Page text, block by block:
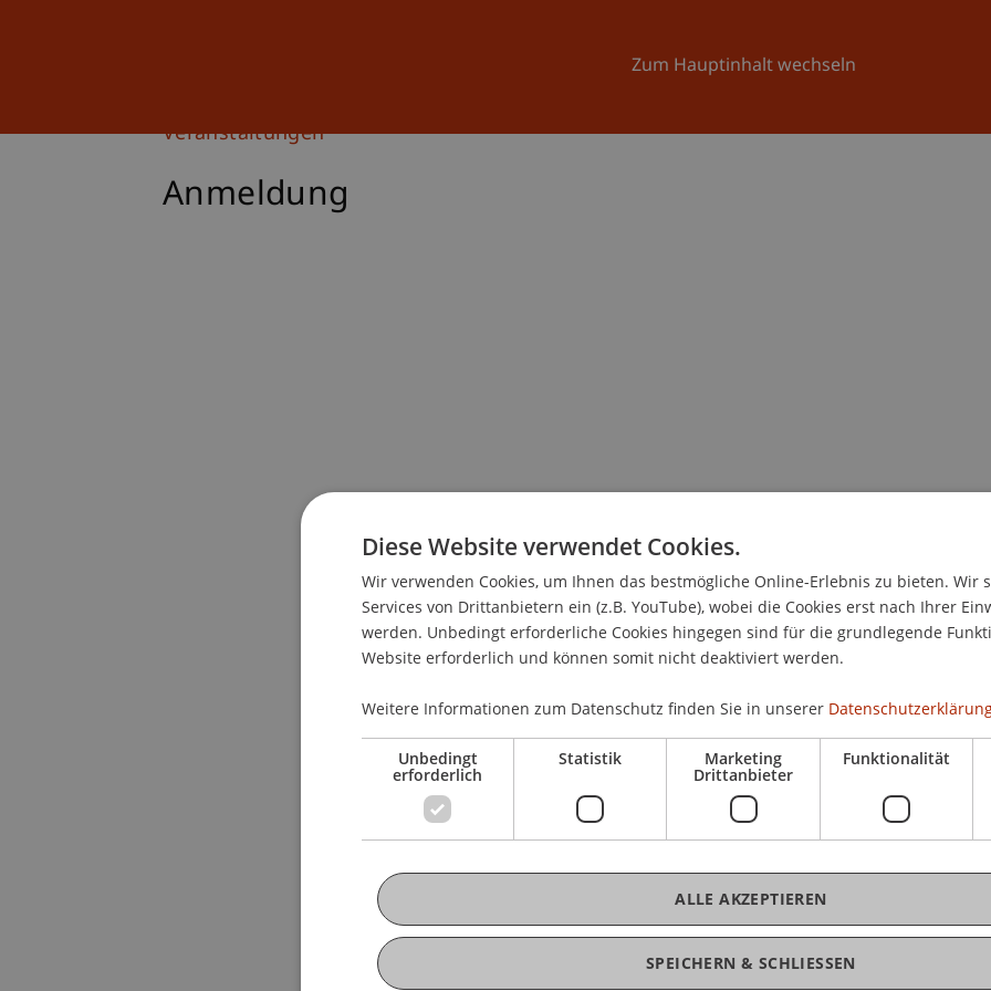
Zum Hauptinhalt wechseln
Universität Aktuelles
Veranstaltungen
Anmeldung
Diese Website verwendet Cookies.
Wir verwenden Cookies, um Ihnen das bestmögliche Online-Erlebnis zu bieten. Wir
Services von Drittanbietern ein (z.B. YouTube), wobei die Cookies erst nach Ihrer
werden. Unbedingt erforderliche Cookies hingegen sind für die grundlegende
Website erforderlich und können somit nicht deaktiviert werden.
Weitere Informationen zum Datenschutz finden Sie in unserer
Unbedingt
erforderlich
Statistik Marketing
Drittanbieter
Funktionalität
SPEICHERN & SCHLIESSEN
ALLE AKZEPTIEREN